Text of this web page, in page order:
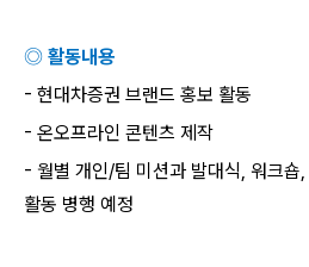
◎ 활동내용
- 현대차증권 브랜드 홍보 활동
- 온오프라인 콘텐츠 제작
- 월별 개인/팀 미션과 발대식, 워크숍,
활동 병행 예정